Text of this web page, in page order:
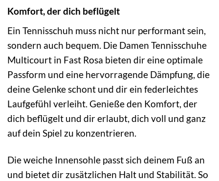
Komfort, der dich beflügelt
Ein Tennisschuh muss nicht nur performant sein,
sondern auch bequem. Die Damen Tennisschuhe
Multicourt in Fast Rosa bieten dir eine optimale
Passform und eine hervorragende Dämpfung, die
deine Gelenke schont und dir ein federleichtes
Laufgefühl verleiht. Genieße den Komfort, der
dich beflügelt und dir erlaubt, dich voll und ganz
auf dein Spiel zu konzentrieren.
Die weiche Innensohle passt sich deinem Fuß an
und bietet dir zusätzlichen Halt und Stabilität. So